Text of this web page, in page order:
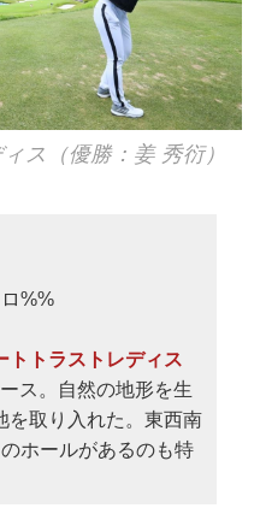
ス（優勝：姜 秀衍）
%%
トトラストレディス
ス。自然の地形を生
を取り入れた。東西南
ホールがあるのも特